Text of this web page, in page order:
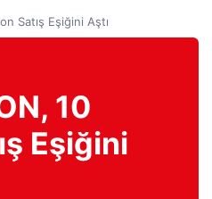
Satış Eşiğini Aştı
10
Eşiğini